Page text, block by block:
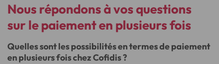
Nous répondons à vos questions
sur le paiement en plusieurs fois
Quelles sont les possibilités en termes de paiement
en plusieurs fois chez Cofidis ?